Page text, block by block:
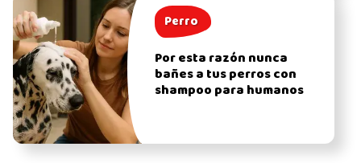
Perro
Por esta razón nunca
bañes a tus perros con
shampoo para humanos